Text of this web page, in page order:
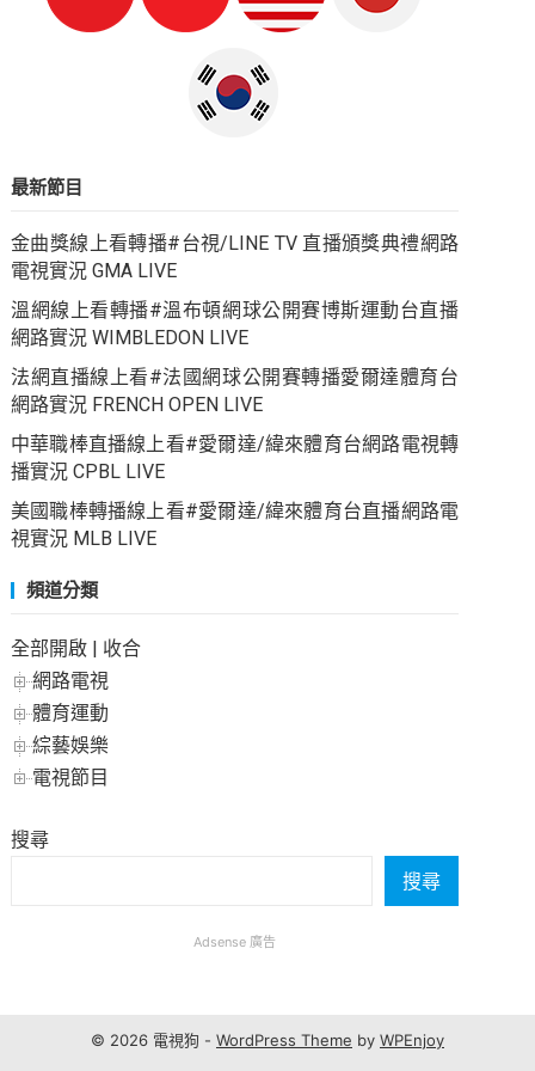
最新節目
金曲獎線上看轉播#台視/LINE TV 直播頒獎典禮網路
電視實況 GMA LIVE
溫網線上看轉播#溫布頓網球公開賽博斯運動台直播
網路實況 WIMBLEDON LIVE
法網直播線上看#法國網球公開賽轉播愛爾達體育台
網路實況 FRENCH OPEN LIVE
中華職棒直播線上看#愛爾達/緯來體育台網路電視轉
播實況 CPBL LIVE
美國職棒轉播線上看#愛爾達/緯來體育台直播網路電
視實況 MLB LIVE
頻道分類
全部開啟| 收合
網路電視
體育運動
綜藝娛樂
電視節目
搜尋
搜尋
Adsense 廣告
© 2026 電視狗 - WordPress Theme by WPEnjoy